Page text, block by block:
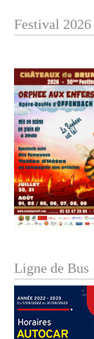
Festival 2026
Ligne de Bus